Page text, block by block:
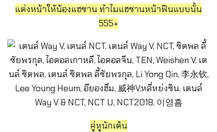
แต่งหน้าให้น้องแฮชาน ทำไมแฮชานหน้าฟินแบบนั้น
555+
คู่หูนักเต้น